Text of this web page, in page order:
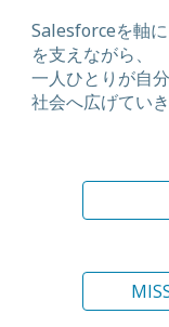
Salesforceを軸
を支えながら、
一人ひとりが自
社会へ広げていき